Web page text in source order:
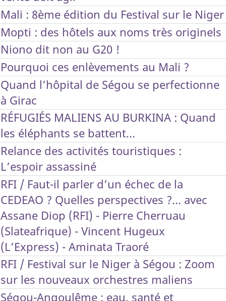
Mali : 8ème édition du Festival sur le Niger
Mopti : des hôtels aux noms très originels
Niono dit non au G20 !
Pourquoi ces enlèvements au Mali ?
Quand l’hôpital de Ségou se perfectionne
à Girac
RÉFUGIÉS MALIENS AU BURKINA : Quand
les éléphants se battent...
Relance des activités touristiques :
L’espoir assassiné
RFI / Faut-il parler d’un échec de la
CEDEAO ? Quelles perspectives ?... avec
Assane Diop (RFI) - Pierre Cherruau
(Slateafrique) - Vincent Hugeux
(L’Express) - Aminata Traoré
RFI / Festival sur le Niger à Ségou : Zoom
sur les nouveaux orchestres maliens
Ségou-Angoulême : eau, santé et